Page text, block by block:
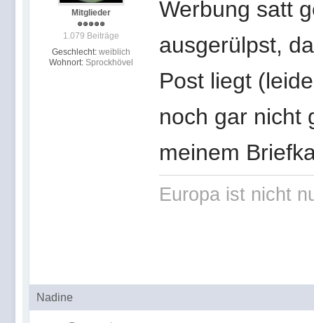
Mitglieder
1.079 Beiträge
Geschlecht: weiblich
Wohnort: Sprockhövel
Werbung satt
ausgerülpst,
Post liegt
noch gar nicht
meinem
Europa ist nicht
Nadine